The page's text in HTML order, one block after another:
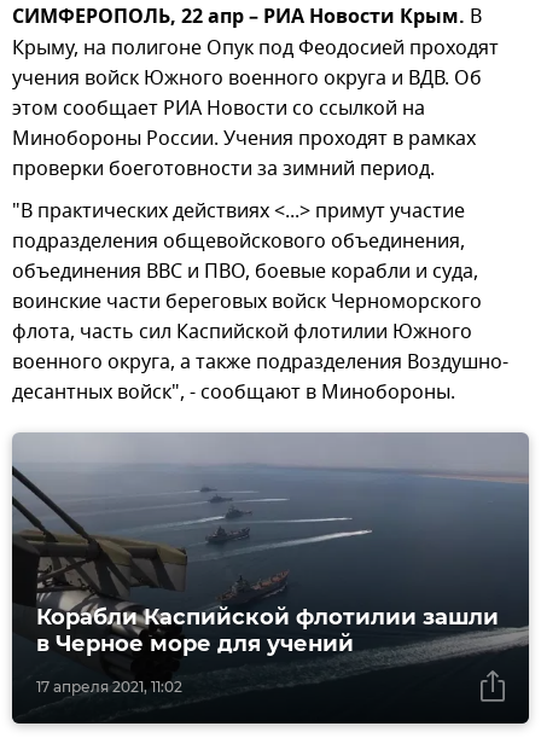
СИМФЕРОПОЛЬ, 22 апр – РИА Новости Крым. В
Крыму, на полигоне Опук под Феодосией проходят
учения войск Южного военного округа и ВДВ. Об
этом сообщает РИА Новости со ссылкой на
Минобороны России. Учения проходят в рамках
проверки боеготовности за зимний период.
"В практических действиях <...> примут участие
подразделения общевойскового объединения,
объединения ВВС и ПВО, боевые корабли и суда,
воинские части береговых войск Черноморского
флота, часть сил Каспийской флотилии Южного
военного округа, а также подразделения Воздушно-
десантных войск", - сообщают в Минобороны.
17 апреля 2021, 11:02
Корабли Каспийской флотилии зашли
в Черное море для учений